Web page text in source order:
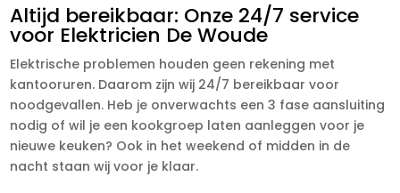
Altijd bereikbaar: Onze 24/7 service
voor Elektricien De Woude
Elektrische problemen houden geen rekening met
kantooruren. Daarom zijn wij 24/7 bereikbaar voor
noodgevallen. Heb je onverwachts een 3 fase aansluiting
nodig of wil je een kookgroep laten aanleggen voor je
nieuwe keuken? Ook in het weekend of midden in de
nacht staan wij voor je klaar.